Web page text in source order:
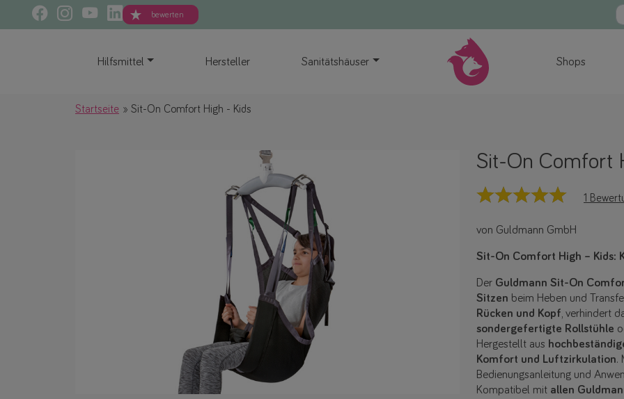
bewerten
Hilfsmittel Hersteller Sanitätshäuser Shops
Startseite Sit-On Comfort High - Kids
Sit-On Comfort
1
von Guldmann GmbH
Sit-On Comfort High – Kids:
Der Guldmann Sit-On
Sitzen beim Heben und
Rücken und Kopf, verhindert
sondergefertigte Rollstühle
Hergestellt aus
Komfort und Luftzirkulation.
Bedienungsanleitung und
Kompatibel mit allen